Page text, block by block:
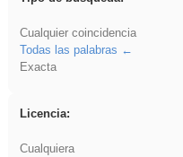
Cualquier coincidencia
Todas las palabras
Exacta
Licencia:
Cualquiera